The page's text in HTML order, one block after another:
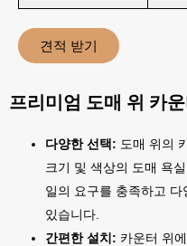
견적 받기
프리미엄 도매 위 카
다양한 선택: 도매 위의
크기 및 색상의 도매 욕
일의 요구를 충족하고
있습니다.
간편한 설치: 카운터 위